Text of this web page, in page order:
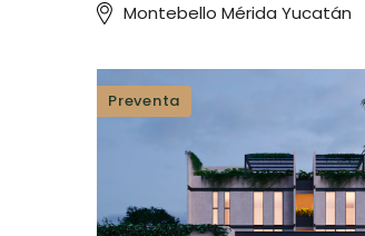
Montebello Mérida Yucatán
Preventa